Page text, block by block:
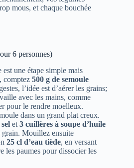
mous, et chaque bouchée
6 personnes)
une étape simple mais
comptez 500 g de semoule
l’idée est d’aérer les grains;
avec les mains, comme
pour le rendre moelleux.
dans un grand plat creux.
et 3 cuillères à soupe d’huile
grain. Mouillez ensuite
25 cl d’eau tiède, en versant
les paumes pour dissocier les